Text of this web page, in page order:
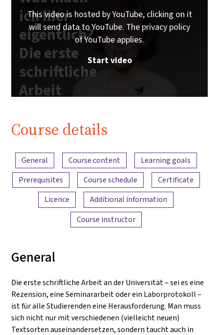
ich hier
eigentlich?
Die erste
schriftliche
Arbeit
Trailer
This video is hosted by YouTube, clicking on it
will send data to YouTube. The privacy policy
of YouTube applies.
Start video
Course details
Content overview
General Course content
Learning goals
Prerequisites
Course schedule
Certificate
Licence
Additional information
Course instructor
General
Die erste schriftliche Arbeit an der Universität – sei es eine
Rezension, eine Seminararbeit oder ein Laborprotokoll –
ist für alle Studierenden eine Herausforderung. Man muss
sich nicht nur mit verschiedenen (vielleicht neuen)
Textsorten auseinandersetzen, sondern taucht auch in